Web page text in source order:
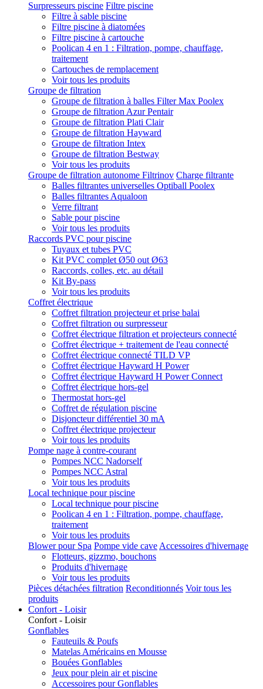
Surpresseurs piscine Filtre piscine
Filtre à sable piscine
Filtre piscine à diatomées
Filtre piscine à cartouche
Poolican 4 en 1 : Filtration, pompe, chauffage,
traitement
Cartouches de remplacement
Voir tous les produits
Groupe de filtration
Groupe de filtration à balles Filter Max Poolex
Groupe de filtration Azur Pentair
Groupe de filtration Plati Clair
Groupe de filtration Hayward
Groupe de filtration Intex
Groupe de filtration Bestway
Voir tous les produits
Groupe de filtration autonome Filtrinov Charge filtrante
Balles filtrantes universelles Optiball Poolex
Balles filtrantes Aqualoon
Verre filtrant
Sable pour piscine
Voir tous les produits
Raccords PVC pour piscine
Tuyaux et tubes PVC
Kit PVC complet Ø50 out Ø63
Raccords, colles, etc. au détail
Kit By-pass
Voir tous les produits
Coffret électrique
Coffret filtration projecteur et prise balai
Coffret filtration ou surpresseur
Coffret électrique filtration et projecteurs connecté
Coffret électrique + traitement de l'eau connecté
Coffret électrique connecté TILD VP
Coffret électrique Hayward H Power
Coffret électrique Hayward H Power Connect
Coffret électrique hors-gel
Thermostat hors-gel
Coffret de régulation piscine
Disjoncteur différentiel 30 mA
Coffret électrique projecteur
Voir tous les produits
Pompe nage à contre-courant
Pompes NCC Nadorself
Pompes NCC Astral
Voir tous les produits
Local technique pour piscine
Local technique pour piscine
Poolican 4 en 1 : Filtration, pompe, chauffage,
traitement
Voir tous les produits
Blower pour Spa Pompe vide cave Accessoires d'hivernage
Flotteurs, gizzmo, bouchons
Produits d'hivernage
Voir tous les produits
Pièces détachées filtration Reconditionnés Voir tous les
produits
Confort - Loisir
Confort - Loisir
Gonflables
Fauteuils & Poufs
Matelas Américains en Mousse
Bouées Gonflables
Jeux pour plein air et piscine
Accessoires pour Gonflables